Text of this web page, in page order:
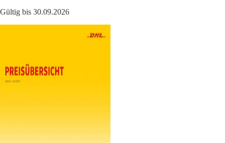
Gültig bis 30.09.2026